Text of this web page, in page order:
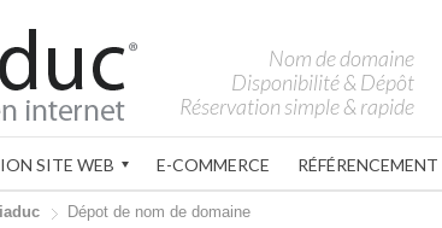
Nom de domaine
Disponibilité & Dépôt
Réservation simple & rapide
SITE WEB E-COMMERCE RÉFÉRENCEMENT
Dépot de nom de domaine